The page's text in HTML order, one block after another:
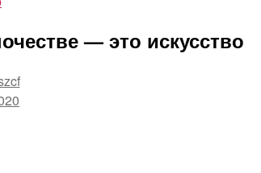
— это искусство